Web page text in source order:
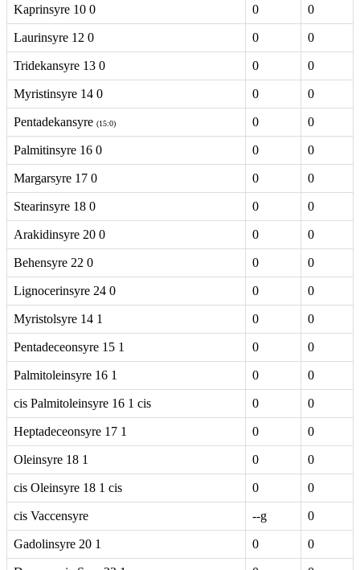
Kaprinsyre 10 0 0 0
Laurinsyre 12 0 0 0
Tridekansyre 13 0 0 0
Myristinsyre 14 0 0 0
Pentadekansyre (15:0) 0 0
Palmitinsyre 16 0 0 0
Margarsyre 17 0 0 0
Stearinsyre 18 0 0 0
Arakidinsyre 20 0 0 0
Behensyre 22 0 0 0
Lignocerinsyre 24 0 0 0
Myristolsyre 14 1 0 0
Pentadeceonsyre 15 1 0 0
Palmitoleinsyre 16 1 0 0
cis Palmitoleinsyre 16 1 cis 0 0
Heptadeceonsyre 17 1 0 0
Oleinsyre 18 1 0 0
cis Oleinsyre 18 1 cis 0 0
cis Vaccensyre --g 0
Gadolinsyre 20 1 0 0